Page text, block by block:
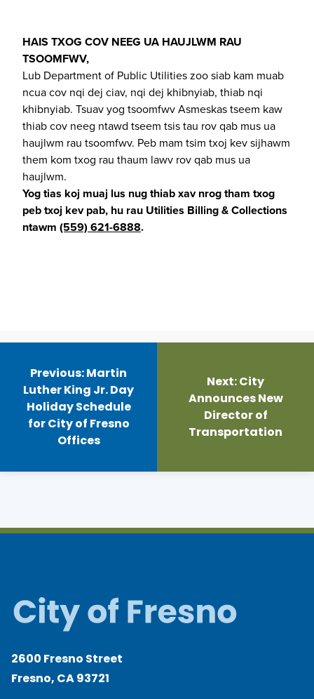
HAIS TXOG COV NEEG UA HAUJLWM RAU
TSOOMFWV,
Lub Department of Public Utilities zoo siab kam muab
ncua cov nqi dej ciav, nqi dej khibnyiab, thiab nqi
khibnyiab. Tsuav yog tsoomfwv Asmeskas tseem kaw
thiab cov neeg ntawd tseem tsis tau rov qab mus ua
haujlwm rau tsoomfwv. Peb mam tsim txoj kev sijhawm
them kom txog rau thaum lawv rov qab mus ua
haujlwm.
Yog tias koj muaj lus nug thiab xav nrog tham txog
peb txoj kev pab, hu rau Utilities Billing & Collections
ntawm (559) 621-6888.
Post
navigation
Previous:Martin
Luther King Jr. Day
Holiday Schedule
for City of Fresno
Offices
Next:City
Announces New
Director of
Transportation
2600 Fresno Street
Fresno, CA 93721